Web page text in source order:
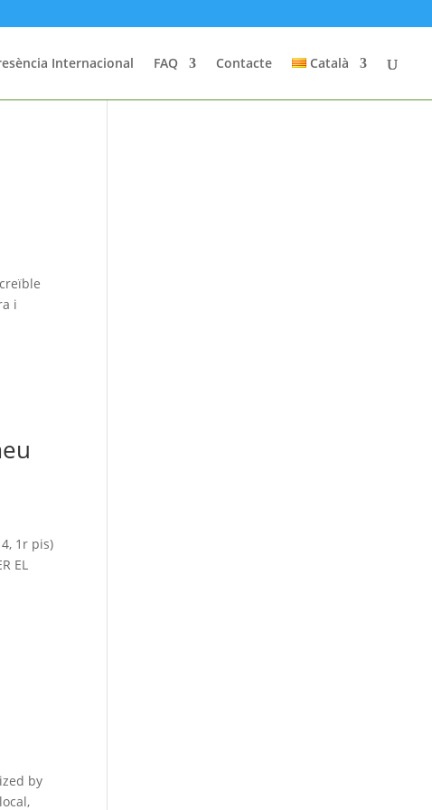
Internacional FAQ Contacte Català
i
1r pis)
EL
by